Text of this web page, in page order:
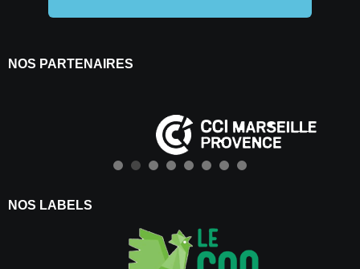
NOS PARTENAIRES
NOS LABELS